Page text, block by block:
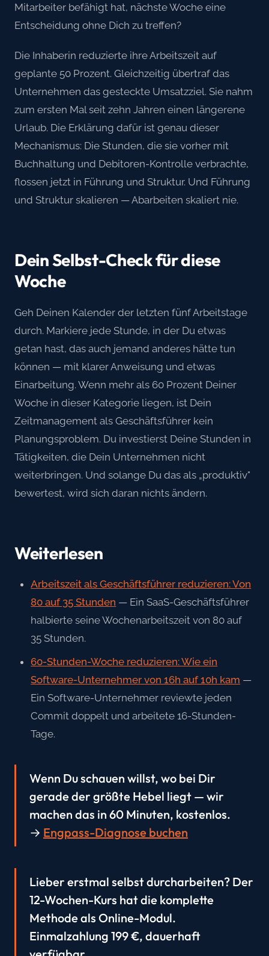
Mitarbeiter befähigt hat, nächste Woche eine
Entscheidung ohne Dich zu treffen?
Die Inhaberin reduzierte ihre Arbeitszeit auf
geplante 50 Prozent. Gleichzeitig übertraf das
Unternehmen das gesteckte Umsatzziel. Sie nahm
zum ersten Mal seit zehn Jahren einen längerene
Urlaub. Die Erklärung dafür ist genau dieser
Mechanismus: Die Stunden, die sie vorher mit
Buchhaltung und Debitoren-Kontrolle verbrachte,
flossen jetzt in Führung und Struktur. Und Führung
und Struktur skalieren — Abarbeiten skaliert nie.
Dein Selbst-Check für diese
Woche
Geh Deinen Kalender der letzten fünf Arbeitstage
durch. Markiere jede Stunde, in der Du etwas
getan hast, das auch jemand anderes hätte tun
können — mit klarer Anweisung und etwas
Einarbeitung. Wenn mehr als 60 Prozent Deiner
Woche in dieser Kategorie liegen, ist Dein
Zeitmanagement als Geschäftsführer kein
Planungsproblem. Du investierst Deine Stunden in
Tätigkeiten, die Dein Unternehmen nicht
weiterbringen. Und solange Du das als „produktiv"
bewertest, wird sich daran nichts ändern.
Weiterlesen
Arbeitszeit als Geschäftsführer reduzieren: Von
80 auf 35 Stunden — Ein SaaS-Geschäftsführer
halbierte seine Wochenarbeitszeit von 80 auf
35 Stunden.
60-Stunden-Woche reduzieren: Wie ein
Software-Unternehmer von 16h auf 10h kam —
Ein Software-Unternehmer reviewte jeden
Commit doppelt und arbeitete 16-Stunden-
Tage.
Wenn Du schauen willst, wo bei Dir
gerade der größte Hebel liegt — wir
machen das in 60 Minuten, kostenlos.
→ Engpass-Diagnose buchen
Lieber erstmal selbst durcharbeiten? Der
12-Wochen-Kurs hat die komplette
Methode als Online-Modul.
Einmalzahlung 199 €, dauerhaft